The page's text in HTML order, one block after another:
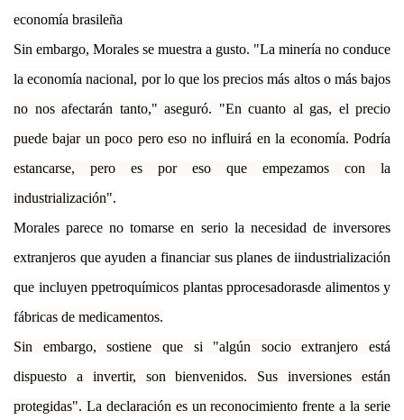
economía brasileña
Sin embargo, Morales se muestra a gusto. "La minería no conduce
la economía nacional, por lo que los precios más altos o más bajos
no nos afectarán tanto," aseguró. "En cuanto al gas, el precio
puede bajar un poco pero eso no influirá en la economía. Podría
estancarse, pero es por eso que empezamos con la
industrialización".
Morales parece no tomarse en serio la necesidad de inversores
extranjeros que ayuden a financiar sus planes de iindustrialización
que incluyen ppetroquímicos plantas pprocesadorasde alimentos y
fábricas de medicamentos.
Sin embargo, sostiene que si "algún socio extranjero está
dispuesto a invertir, son bienvenidos. Sus inversiones están
protegidas". La declaración es un reconocimiento frente a la serie